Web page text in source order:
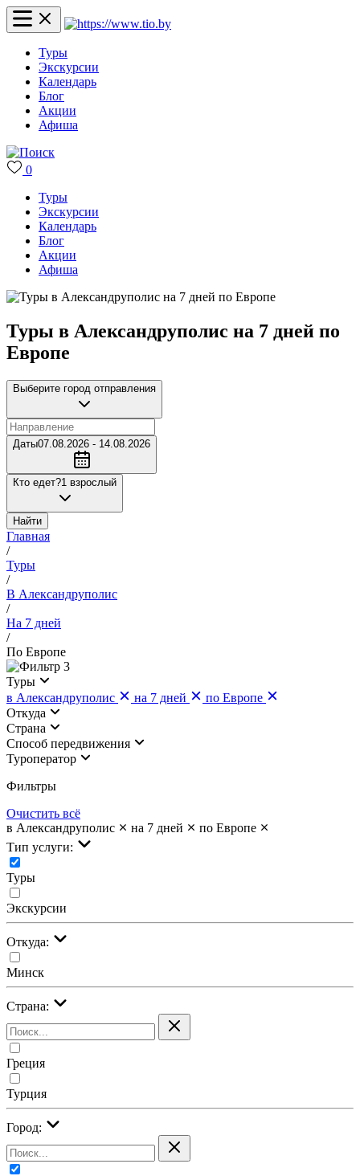
Туры
Экскурсии
Календарь
Блог
Акции
Афиша
0
Туры
Экскурсии
Календарь
Блог
Акции
Афиша
Туры в Александруполис на 7 дней по
Европе
Выберите город отправления
Даты07.08.2026 - 14.08.2026
Кто едет?1 взрослый
Найти
Главная
/
Туры
/
В Александруполис
/
На 7 дней
/
По Европе
3
Туры
в Александруполис
на 7 дней
по Европе
Откуда
Страна
Cпособ передвижения
Туроператор
Фильтры
Очистить всё
в Александруполис
на 7 дней
по Европе
Тип услуги:
Туры
Экскурсии
Откуда:
Минск
Страна:
Греция
Турция
Город: